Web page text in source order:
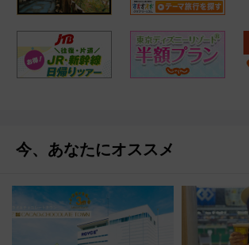
今、あなたにオススメ